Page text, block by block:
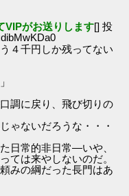
VIPがお送りします[] 投
４千円しか残ってない
調に戻り、飛び切りの
ゃないだろうな・・・
日常的非日常―いや、
ては来やしないのだ。
みの綱だった長門はあ